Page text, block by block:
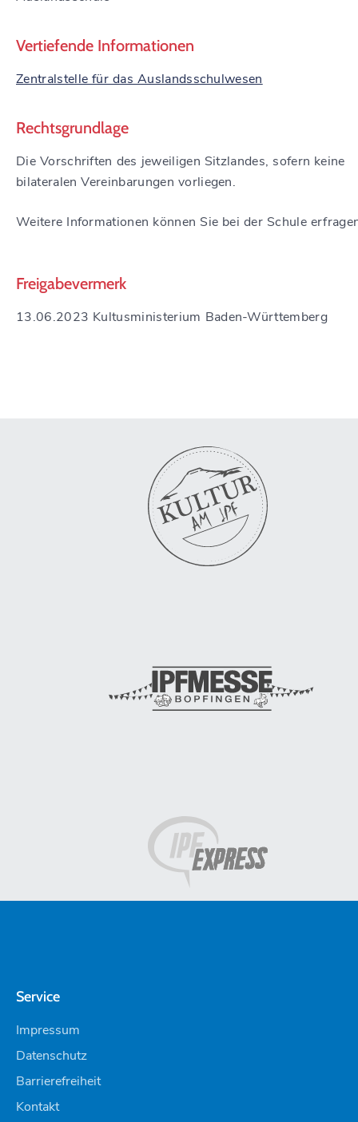
Vertiefende Informationen
Zentralstelle für das Auslandsschulwesen
Rechtsgrundlage
Die Vorschriften des jeweiligen Sitzlandes, sofern keine
bilateralen Vereinbarungen vorliegen.
Weitere Informationen können Sie bei der Schule
Freigabevermerk
13.06.2023 Kultusministerium Baden-Württemberg
Service
Impressum
Datenschutz
Barrierefreiheit
Kontakt